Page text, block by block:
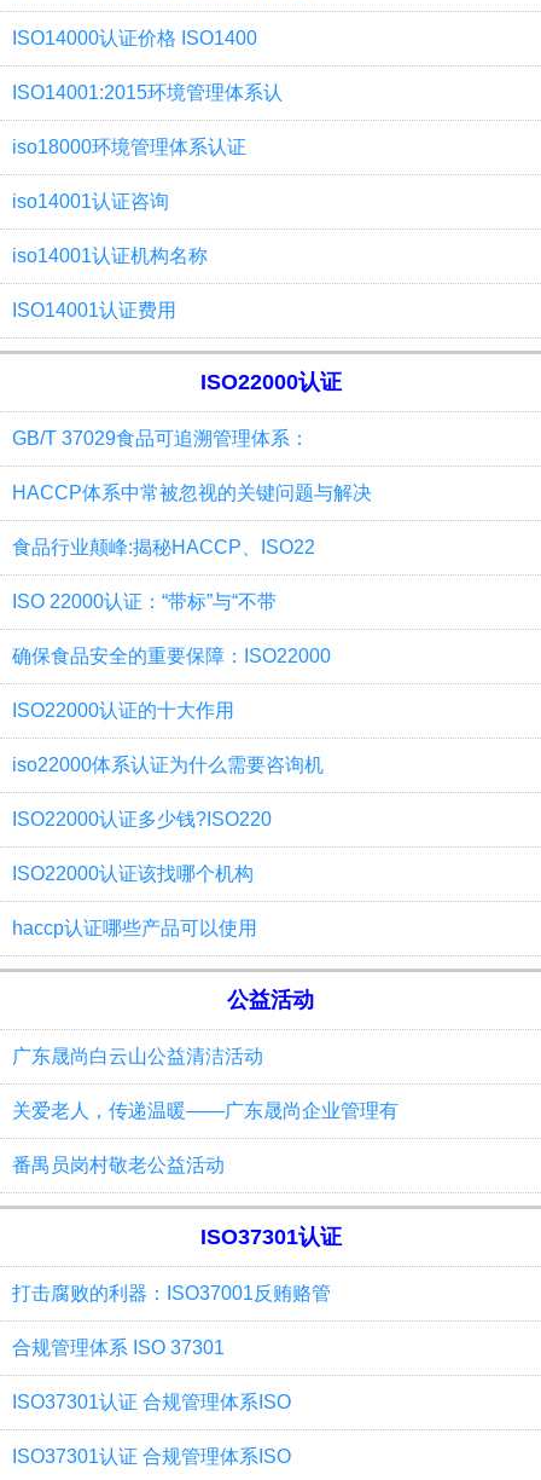
ISO14000认证价格 ISO1400
ISO14001:2015环境管理体系认
iso18000环境管理体系认证
iso14001认证咨询
iso14001认证机构名称
ISO14001认证费用
ISO22000认证
GB/T 37029食品可追溯管理体系：
HACCP体系中常被忽视的关键问题与解决
食品行业颠峰:揭秘HACCP、ISO22
ISO 22000认证：“带标”与“不带
确保食品安全的重要保障：ISO22000
ISO22000认证的十大作用
iso22000体系认证为什么需要咨询机
ISO22000认证多少钱?ISO220
ISO22000认证该找哪个机构
haccp认证哪些产品可以使用
公益活动
广东晟尚白云山公益清洁活动
关爱老人，传递温暖——广东晟尚企业管理有
番禺员岗村敬老公益活动
ISO37301认证
打击腐败的利器：ISO37001反贿赂管
合规管理体系 ISO 37301
ISO37301认证 合规管理体系ISO
ISO37301认证 合规管理体系ISO